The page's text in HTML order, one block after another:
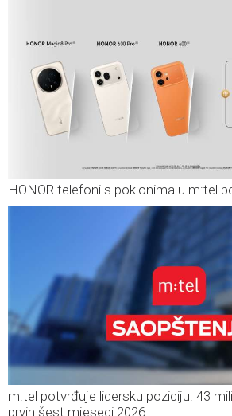
HONOR telefoni s poklonima u m:tel
m:tel potvrđuje lidersku poziciju: 43
prvih šest mjeseci 2026.